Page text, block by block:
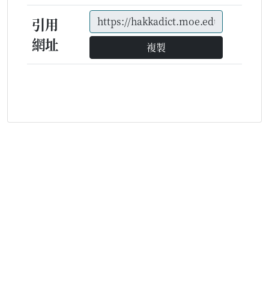
引用
網址
複製